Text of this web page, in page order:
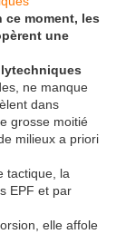
ce moment, les
une
ne manque
dans
grosse moitié
milieux a priori
tactique, la
EPF et par
elle affole